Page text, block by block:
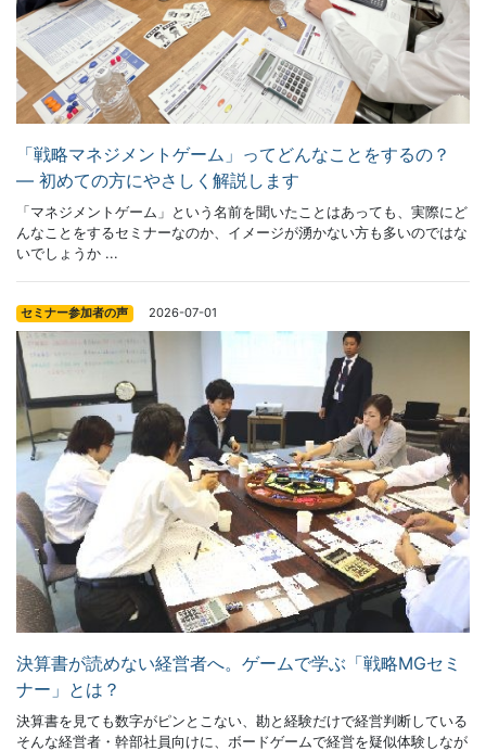
「戦略マネジメントゲーム」ってどんなことをするの？
― 初めての方にやさしく解説します
「マネジメントゲーム」という名前を聞いたことはあっても、実際にど
んなことをするセミナーなのか、イメージが湧かない方も多いのではな
いでしょうか ...
セミナー参加者の声 2026-07-01
決算書が読めない経営者へ。ゲームで学ぶ「戦略MGセミ
ナー」とは？
決算書を見ても数字がピンとこない、勘と経験だけで経営判断している
そんな経営者・幹部社員向けに、ボードゲームで経営を疑似体験しなが